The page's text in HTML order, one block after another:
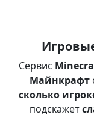
Сервис
Майнкрафт
сколько
подскажет